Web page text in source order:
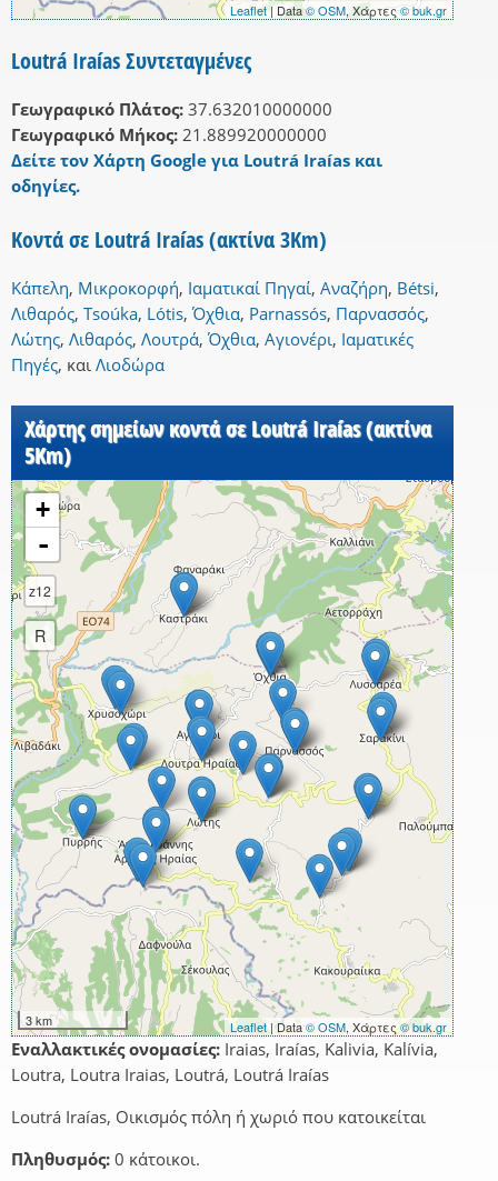
Leaflet | Data© OSM, Χάρτες© buk.gr
Loutrá Iraías Συντεταγμένες
Γεωγραφικό Πλάτος: 37.632010000000
Γεωγραφικό Μήκος: 21.889920000000
Δείτε τον Χάρτη Google για Loutrá Iraías και
οδηγίες.
Κοντά σε Loutrá Iraías (ακτίνα 3Km)
Κάπελη, Μικροκορφή, Ιαματικαί Πηγαί, Αναζήρη, Bétsi,
Λιθαρός, Tsoúka, Lótis,Όχθια, Parnassós, Παρνασσός,
Λώτης, Λιθαρός, Λουτρά,Όχθια, Αγιονέρι, Ιαματικές
Πηγές, και Λιοδώρα
Χάρτης σημείων κοντά σε Loutrá Iraías (ακτίνα
5Km)
+
-
z12
R
3 km Leaflet | Data© OSM, Χάρτες© buk.gr
Εναλλακτικές ονομασίες: Iraias, Iraías, Kalivia, Kalívia,
Loutra, Loutra Iraias, Loutrá, Loutrá Iraías
Loutrá Iraías, Οικισμός πόλη ή χωριό που κατοικείται
Πληθυσμός: 0 κάτοικοι.